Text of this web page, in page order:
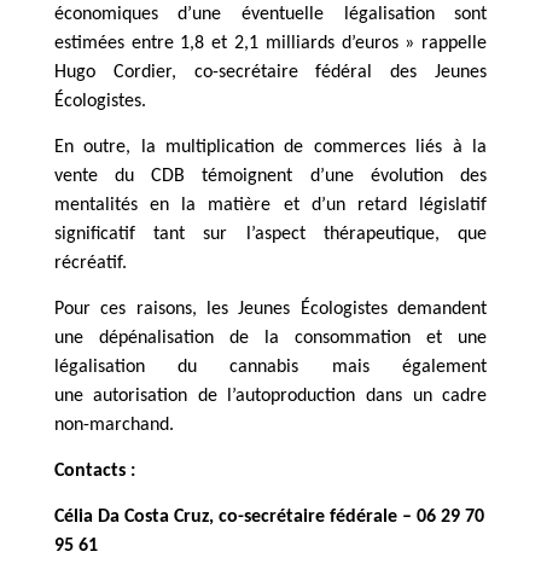
économiques d’une éventuelle légalisation sont
estimées entre 1,8 et 2,1 milliards d’euros » rappelle
Hugo Cordier, co-secrétaire fédéral des Jeunes
Écologistes.
En outre, la multiplication de commerces liés à la
vente du CDB témoignent d’une évolution des
mentalités en la matière et d’un retard législatif
significatif tant sur l’aspect thérapeutique, que
récréatif.
Pour ces raisons, les Jeunes Écologistes demandent
une dépénalisation de la consommation et une
légalisation du cannabis mais également
une autorisation de l’autoproduction dans un cadre
non-marchand.
Contacts :
Célia Da Costa Cruz, co-secrétaire fédérale – 06 29 70
95 61